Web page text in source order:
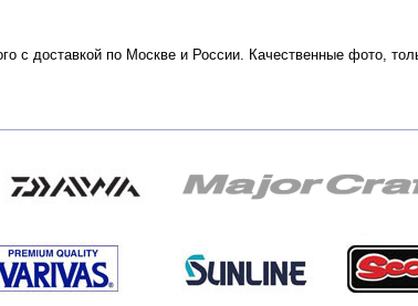
с доставкой по Москве и России. Качественные фото,